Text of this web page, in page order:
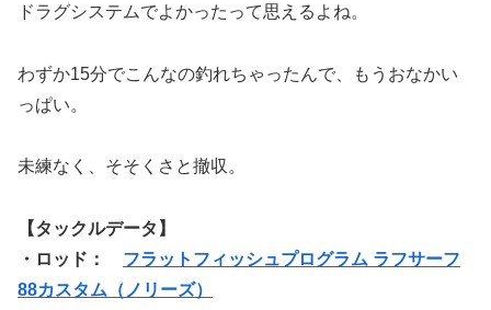
ドラグシステムでよかったって思えるよね。
わずか15分でこんなの釣れちゃったんで、もうおなかい
っぱい。
未練なく、そそくさと撤収。
【タックルデータ】
・ロッド： フラットフィッシュプログラム ラフサーフ
88カスタム（ノリーズ）